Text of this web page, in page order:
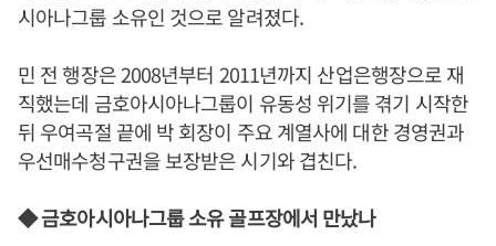
시아나그룹 소유인 것으로 알려졌다.
민 전 행장은 2008년부터 2011년까지 산업은행장으로 재
직했는데 금호아시아나그룹이 유동성 위기를 겪기 시작한
뒤 우여곡절 끝에 박 회장이 주요 계열사에 대한 경영권과
우선매수청구권을 보장받은 시기와 겹친다.
◆ 금호아시아나그룹 소유 골프장에서 만났나